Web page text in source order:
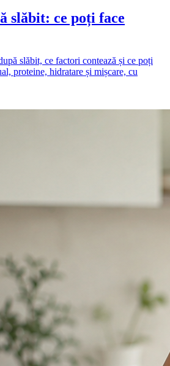
slăbit: ce poți face
slăbit, ce factori contează și ce poți
proteine, hidratare și mișcare, cu